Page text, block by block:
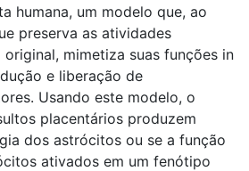
humana, um modelo que, ao
preserva as atividades
mimetiza suas funções in
e liberação de
Usando este modelo, o
placentários produzem
dos astrócitos ou se a função
ativados em um fenótipo